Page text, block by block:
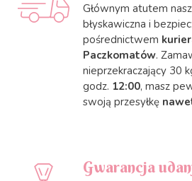
Głównym atutem
błyskawiczna i
pośrednictwem
Paczkomatów.
nieprzekraczający 30
godz. 12:00, masz
swoją przesyłkę
Gwarancja